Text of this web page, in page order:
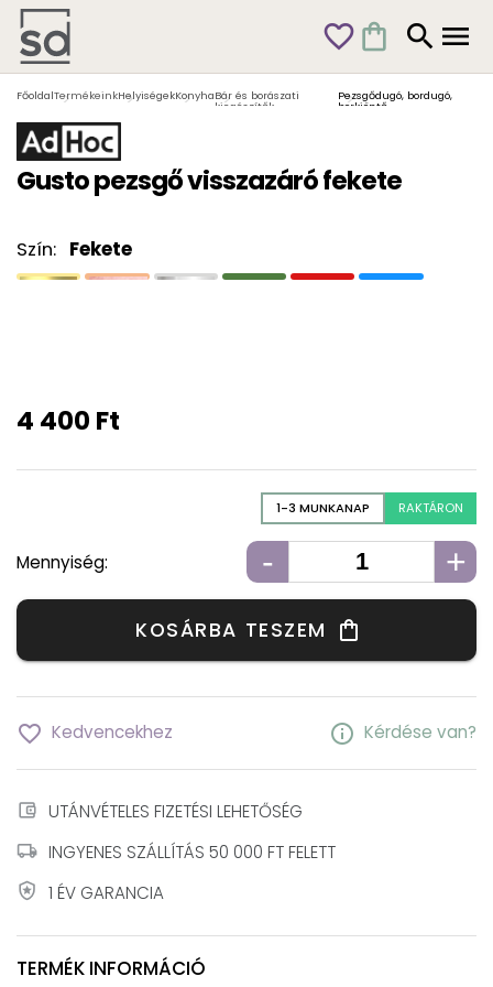
favorite_outline shopping_bag search menu
FőoldalTermékeinkHelyiségekKonyhaBár és borászati
kiegészítők
Pezsgődugó, bordugó,
borkiöntő
Gusto pezsgő visszazáró fekete
4 400 Ft
Szín: Fekete
1-3 MUNKANAP RAKTÁRON
Mennyiség: - +
KOSÁRBA TESZEM shopping_bag
favorite_border Kedvencekhez info Kérdése van?
account_balance_wallet UTÁNVÉTELES FIZETÉSI LEHETŐSÉG
local_shipping INGYENES SZÁLLÍTÁS 50 000 FT FELETT
local_police 1 ÉV GARANCIA
TERMÉK INFORMÁCIÓ